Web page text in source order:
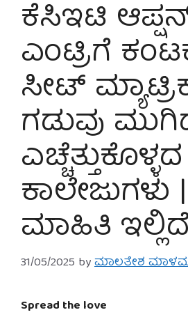
ಕೆಸಿಇಟಿ
ಎಂಟ್ರಿಗೆ
ಸೀಟ್
ಗಡುವು
ಎಚ್ಚೆತ್ತುಕೊಳ್ಳದ
ಮಾಹಿತಿ
31/05/2025 byಮಾಲತೇಶ
Spread the love